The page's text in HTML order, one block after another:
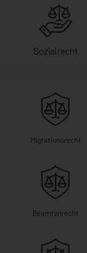
Sozialrecht
Migrationsrecht
Beamtenrecht